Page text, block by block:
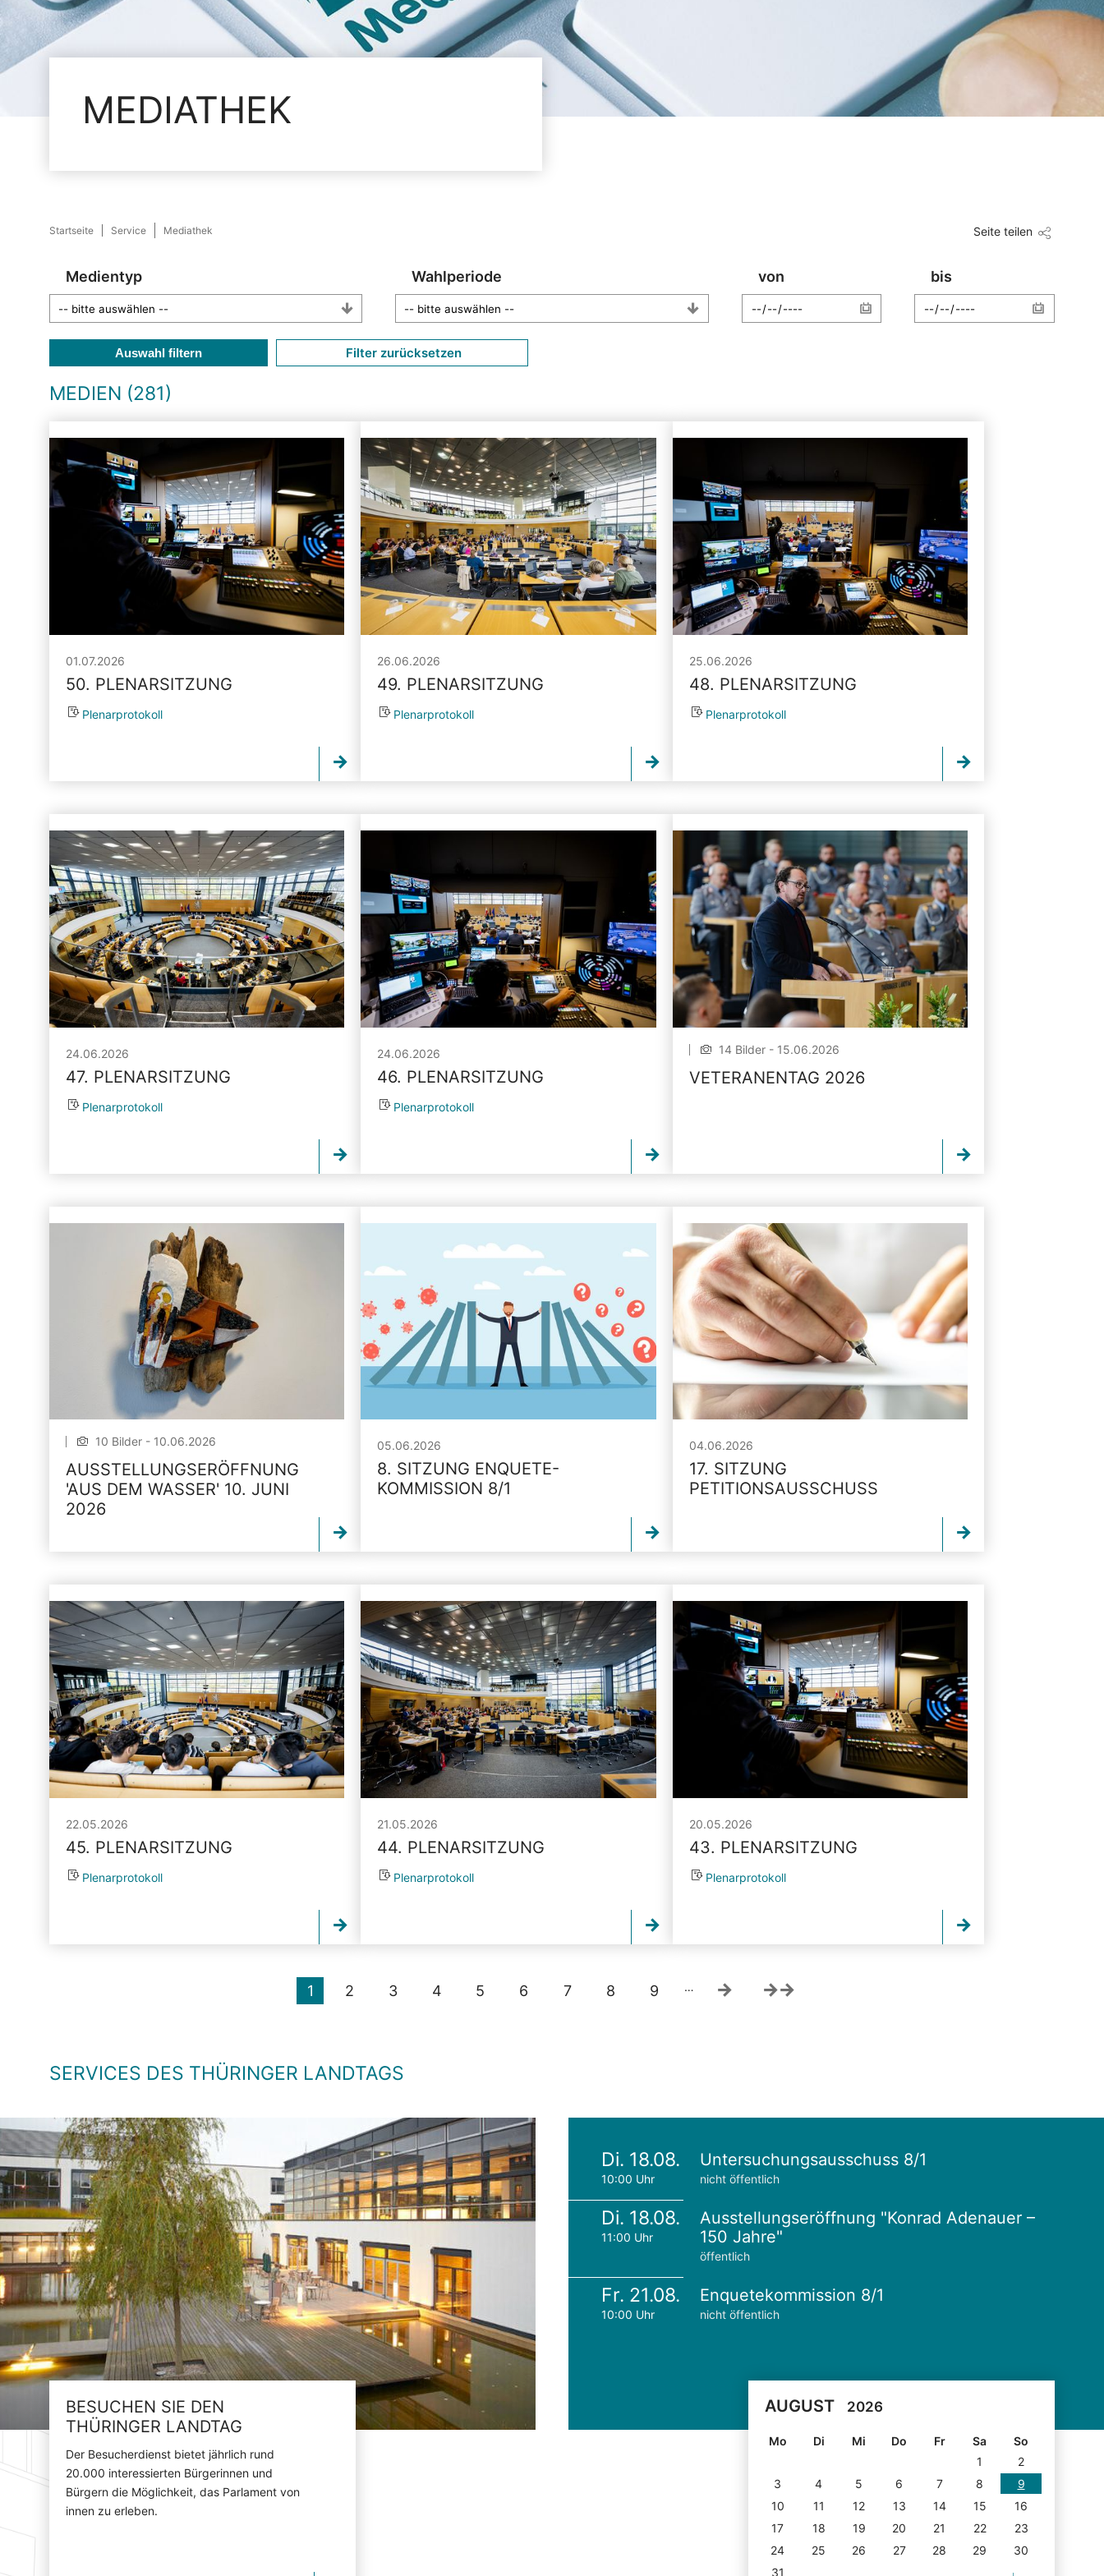
MEDIATHEK
Startseite Service Mediathek Seite teilen
Medientyp Wahlperiode von bis
Auswahl filtern Filter zurücksetzen
MEDIEN (281)
01.07.2026
50. PLENARSITZUNG
Plenarprotokoll
26.06.2026
49. PLENARSITZUNG
Plenarprotokoll
25.06.2026
48. PLENARSITZUNG
Plenarprotokoll
24.06.2026
47. PLENARSITZUNG
Plenarprotokoll
24.06.2026
46. PLENARSITZUNG
Plenarprotokoll
14 Bilder - 15.06.2026
VETERANENTAG 2026
10 Bilder - 10.06.2026
AUSSTELLUNGSERÖFFNUNG
'AUS DEM WASSER' 10. JUNI
2026
05.06.2026
8. SITZUNG ENQUETE-
KOMMISSION 8/1
04.06.2026
17. SITZUNG
PETITIONSAUSSCHUSS
22.05.2026
45. PLENARSITZUNG
Plenarprotokoll
21.05.2026
44. PLENARSITZUNG
Plenarprotokoll
20.05.2026
43. PLENARSITZUNG
Plenarprotokoll
1 2 3 4 5 6 7 8 9 …
SERVICES DES THÜRINGER LANDTAGS
BESUCHEN SIE DEN
THÜRINGER LANDTAG
Der Besucherdienst bietet jährlich rund
20.000 interessierten Bürgerinnen und
Bürgern die Möglichkeit, das Parlament von
innen zu erleben.
Di. 18.08.
10:00 Uhr
Untersuchungsausschuss 8/1
nicht öffentlich
Di. 18.08.
11:00 Uhr
Ausstellungseröffnung "Konrad Adenauer –
150 Jahre"
öffentlich
Fr. 21.08.
10:00 Uhr
Enquetekommission 8/1
nicht öffentlich
AUGUST 2026
Mo Di Mi Do Fr Sa
So
1
2
3
4 5 6 7 8
9
10
11 12 13 14 15
16
17
18 19 20 21 22
23
24
25 26 27 28 29
30
31